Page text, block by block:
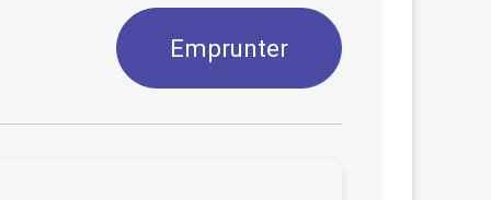
Emprunter